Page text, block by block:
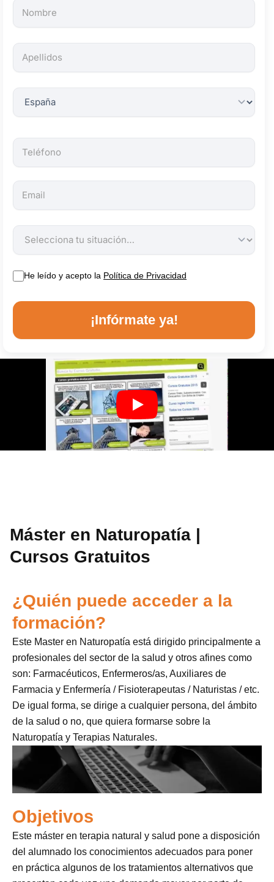
los
son
obligatorios.
He leído y acepto la Política de Privacidad
¡Infórmate ya!
Máster en Naturopatía |
Cursos Gratuitos
¿Quién puede acceder a la
formación?
Este Master en Naturopatía está dirigido principalmente a
profesionales del sector de la salud y otros afines como
son: Farmacéuticos, Enfermeros/as, Auxiliares de
Farmacia y Enfermería / Fisioterapeutas / Naturistas / etc.
De igual forma, se dirige a cualquier persona, del ámbito
de la salud o no, que quiera formarse sobre la
Naturopatía y Terapias Naturales.
Objetivos
Este máster en terapia natural y salud pone a disposición
del alumnado los conocimientos adecuados para poner
en práctica algunos de los tratamientos alternativos que